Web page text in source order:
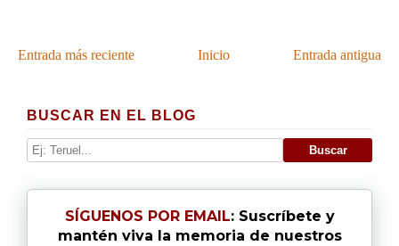
Entrada más reciente Entrada antigua
Inicio
BUSCAR EN EL BLOG
SÍGUENOS POR EMAIL: Suscríbete y
mantén viva la memoria de nuestros